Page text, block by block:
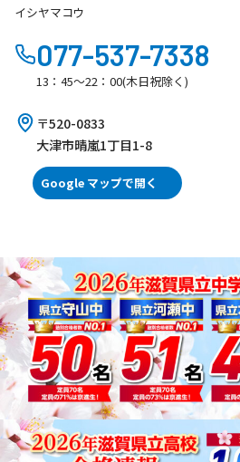
イシヤマコウ
077-537-7338
13：45～22：00(木日祝除く)
〒520-0833
大津市晴嵐1丁目1-8
Google マップで開く